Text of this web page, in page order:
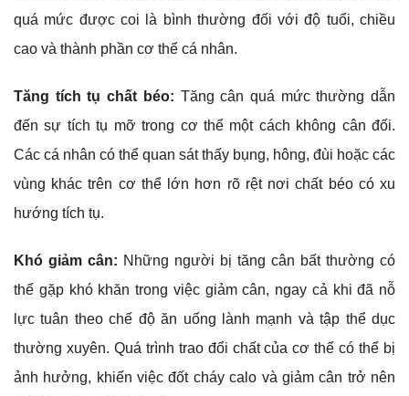
quá mức được coi là bình thường đối với độ tuổi, chiều
cao và thành phần cơ thể cá nhân.
Tăng tích tụ chất béo: Tăng cân quá mức thường dẫn
đến sự tích tụ mỡ trong cơ thể một cách không cân đối.
Các cá nhân có thể quan sát thấy bụng, hông, đùi hoặc các
vùng khác trên cơ thể lớn hơn rõ rệt nơi chất béo có xu
hướng tích tụ.
Khó giảm cân: Những người bị tăng cân bất thường có
thể gặp khó khăn trong việc giảm cân, ngay cả khi đã nỗ
lực tuân theo chế độ ăn uống lành mạnh và tập thể dục
thường xuyên. Quá trình trao đổi chất của cơ thể có thể bị
ảnh hưởng, khiến việc đốt cháy calo và giảm cân trở nên